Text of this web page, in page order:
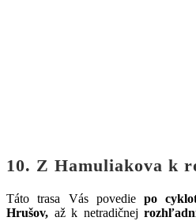
10. Z Hamuliakova k
Táto trasa Vás povedie po
Hrušov, až k netradičnej